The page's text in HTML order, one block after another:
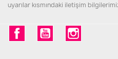
uyarılar kısmındaki iletişim
FacebookYouTube